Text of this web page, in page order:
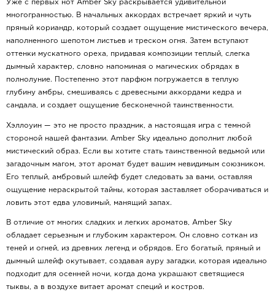
Уже с первых нот Amber Sky раскрывается удивительной
многогранностью. В начальных аккордах встречает яркий и чуть
пряный кориандр, который создает ощущение мистического вечера,
наполненного шепотом листьев и треском огня. Затем вступают
оттенки мускатного ореха, придавая композиции теплый, слегка
дымный характер, словно напоминая о магических обрядах в
полнолуние. Постепенно этот парфюм погружается в теплую
глубину амбры, смешиваясь с древесными аккордами кедра и
сандала, и создает ощущение бесконечной таинственности.
Хэллоуин — это не просто праздник, а настоящая игра с темной
стороной нашей фантазии. Amber Sky идеально дополнит любой
мистический образ. Если вы хотите стать таинственной ведьмой или
загадочным магом, этот аромат будет вашим невидимым союзником.
Его теплый, амбровый шлейф будет следовать за вами, оставляя
ощущение нераскрытой тайны, которая заставляет оборачиваться и
ловить этот едва уловимый, манящий запах.
В отличие от многих сладких и легких ароматов, Amber Sky
обладает серьезным и глубоким характером. Он словно соткан из
теней и огней, из древних легенд и обрядов. Его богатый, пряный и
дымный шлейф окутывает, создавая ауру загадки, которая идеально
подходит для осенней ночи, когда дома украшают светящиеся
тыквы, а в воздухе витает аромат специй и костров.